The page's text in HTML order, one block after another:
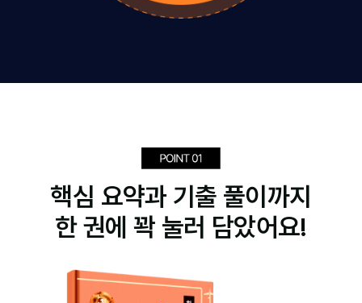
핵심 요약과 기출 풀이까지
한 권에 꽉 눌러 담았어요!